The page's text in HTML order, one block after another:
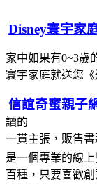
Disney寰宇家
家中如果有0~3歲
寰宇家庭就送您
信誼奇蜜親子
讀的
一貫主張，販售
是一個專業的線
百種，只要喜歡